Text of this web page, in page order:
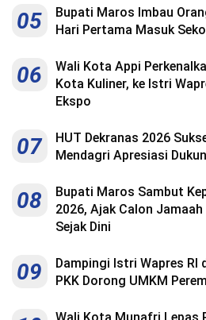
05
Bupati Maros Imbau
Hari Pertama Masuk
06
Wali Kota Appi
Kota Kuliner, ke Istri
Ekspo
07
HUT Dekranas 2026
Mendagri Apresiasi
08
Bupati Maros Sambut
2026, Ajak Calon
Sejak Dini
09
Dampingi Istri Wapres RI
PKK Dorong UMKM
Wali Kota Munafri Lepas